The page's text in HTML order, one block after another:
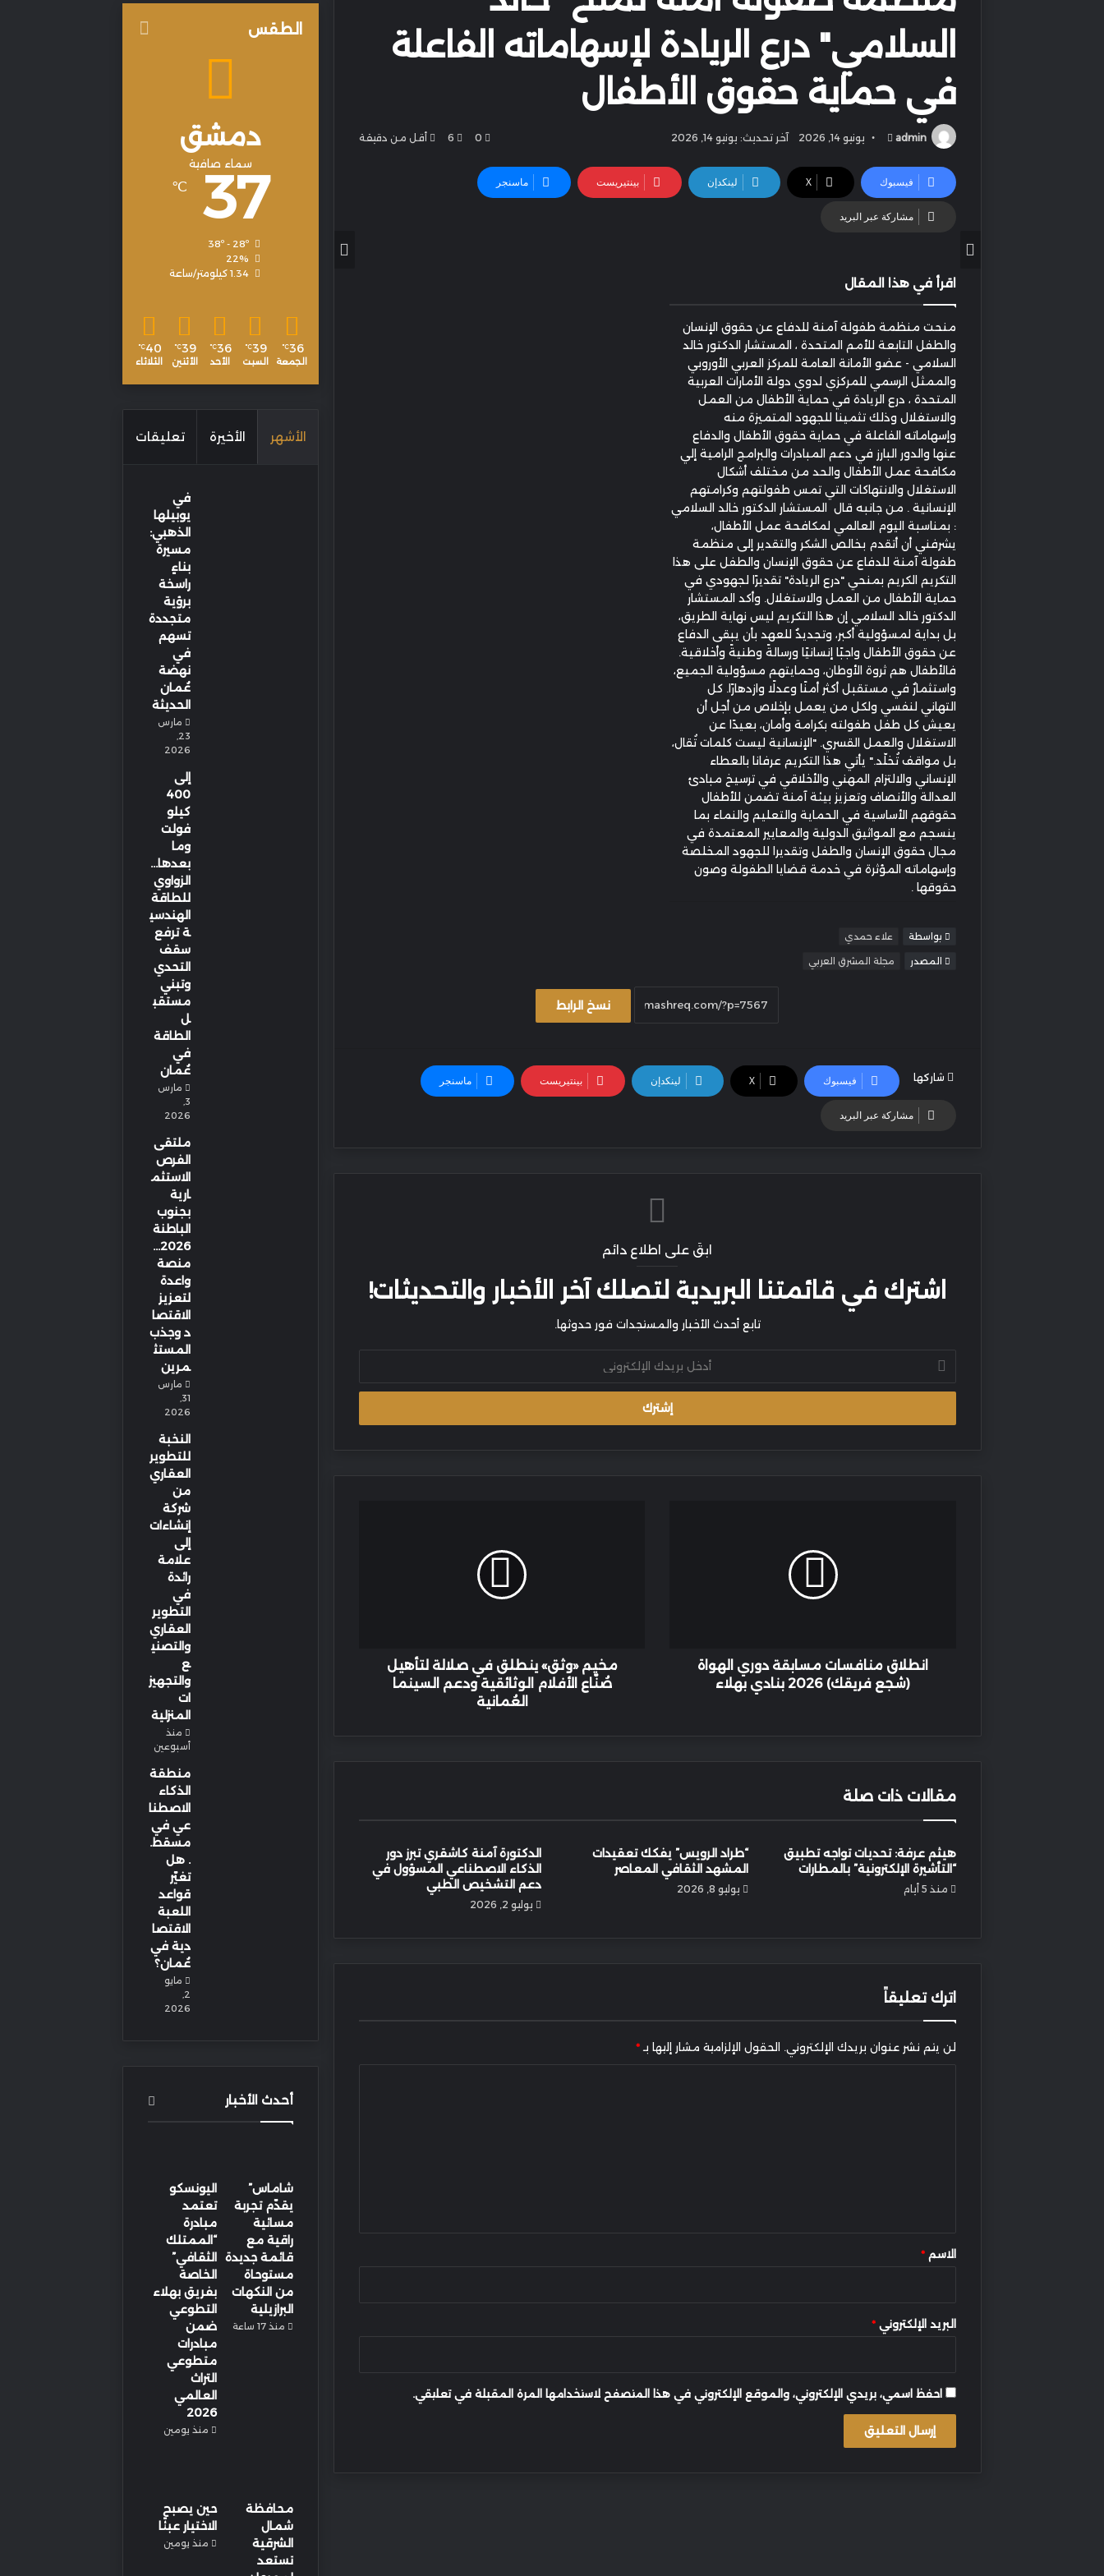
السلامي" درع الريادة لإسهاماته الفاعلة
في حماية حقوق الأطفال
admin
أرسل
إلكترونيا
يونيو 14, 2026 آخر تحديث: يونيو 14, 2026 0
6 أقل من دقيقة
فيسبوك ‫X لينكدإن بينتيريست ماسنجر
مشاركة عبر البريد
اقرأ في هذا المقال
منحت منظمة طفولة آمنة للدفاع عن حقوق الإنسان
والطفل التابعة للأمم المتحدة ، المستشار الدكتور خالد
السلامي - عضو الأمانة العامة للمركز العربي الأوروبي
والممثل الرسمي للمركزي لدوي دولة الأمارات العربية
المتحدة ، درع الريادة في حماية الأطفال من العمل
والاستغلال وذلك تثمينا للجهود المتميزة منه
وإسهاماته الفاعلة في حماية حقوق الأطفال والدفاع
عنها والدور البارز في دعم المبادرات والبرامج الرامية إلي
مكافحة عمل الأطفال والحد من مختلف أشكال
الاستغلال والانتهاكات التي تمس طفولتهم وكرامتهم
الإنسانية . من جانبه قال المستشار الدكتور خالد السلامي
: بمناسبة اليوم العالمي لمكافحة عمل الأطفال،
يشرفني أن أتقدم بخالص الشكر والتقدير إلى منظمة
طفولة آمنة للدفاع عن حقوق الإنسان والطفل على هذا
التكريم الكريم بمنحي "درع الريادة" تقديرًا لجهودي في
حماية الأطفال من العمل والاستغلال. وأكد المستشار
الدكتور خالد السلامي إن هذا التكريم ليس نهاية الطريق،
بل بداية لمسؤولية أكبر، وتجديدٌ للعهد بأن يبقى الدفاع
عن حقوق الأطفال واجبًا إنسانيًا ورسالةً وطنيةً وأخلاقية.
فالأطفال هم ثروة الأوطان، وحمايتهم مسؤولية الجميع،
واستثمارٌ في مستقبل أكثر أمنًا وعدلًا وازدهارًا. كل
التهاني لنفسي ولكل من يعمل بإخلاص من أجل أن
يعيش كل طفل طفولته بكرامة وأمان، بعيدًا عن
الاستغلال والعمل القسري. "الإنسانية ليست كلمات تُقال،
بل مواقف تُخلّد." يأتي هذا التكريم عرفانا بالعطاء
الإنساني والالتزام المهني والأخلاقي في ترسيخ مبادئ
العدالة والأنصاف وتعزيز بيئة آمنة تضمن للأطفال
حقوقهم الأساسية في الحماية والتعليم والنماء بما
ينسجم مع المواثيق الدولية والمعايير المعتمدة في
مجال حقوق الإنسان والطفل وتقديرا للجهود المخلصة
وإسهاماته المؤثرة في خدمة قضايا الطفولة وصون
حقوقها .
بواسطة علاء حمدي
المصدر مجلة المشرق العربي
نسخ الرابط
شاركها فيسبوك ‫X لينكدإن بينتيريست ماسنجر
مشاركة عبر البريد
ابقَ على اطلاع دائم
اشترك في قائمتنا البريدية لتصلك آخر الأخبار والتحديثات!
تابع أحدث الأخبار والمستجدات فور حدوثها.
أدخل
بريدك
الإلكتروني
انطلاق منافسات مسابقة دوري الهواة
(شجع فريقك) 2026 بنادي بهلاء
ودعم
السينما
مخيم «وثق» ينطلق في صلالة لتأهيل
صُنّاع الأفلام الوثائقية ودعم السينما
العُمانية
مقالات ذات صلة
هيثم عرفة: تحديات تواجه تطبيق
“التأشيرة الإلكترونية” بالمطارات
منذ 5 أيام
“طراد الرويس” يفكك تعقيدات
المشهد الثقافي المعاصر
يوليو 8, 2026
الدكتورة آمنة كاشقري تبرز دور
الذكاء الاصطناعي المسؤول في
دعم التشخيص الطبي
يوليو 2, 2026
اترك تعليقاً
لن يتم نشر عنوان بريدك الإلكتروني. الحقول الإلزامية مشار إليها بـ*
*الاسم*
البريد الإلكتروني*
احفظ اسمي، بريدي الإلكتروني، والموقع الإلكتروني في هذا المتصفح لاستخدامها المرة المقبلة في تعليقي.
الطقس
دمشق
سماء صافية
37
℃
22%
1.34 كيلومتر/ساعة
36
℃
الجمعة
39
℃
السبت
36
℃
الأحد
39
℃
الأثنين
40
℃
الثلاثاء
الأشهر الأخيرة تعليقات
في
يوبيلها
الذهبي:
مسيرة
بناءٍ
راسخة
برؤية
متجددة
تسهم
في
نهضة
عُمان
الحديثة
مارس
23,
2026
إلى
400
كيلو
فولت
وما
بعدها…
الزواوي
للطاقة
الهندسي
ة ترفع
سقف
التحدي
وتبني
مستقب
ل
الطاقة
في
عُمان
مارس
3,
2026
ملتقى
الفرص
الاستثم
ارية
بجنوب
الباطنة
2026…
منصة
واعدة
لتعزيز
الاقتصا
د وجذب
المستث
مرين
مارس
31,
2026
النخبة
للتطوير
العقاري
من
شركة
إنشاءات
إلى
علامة
رائدة
في
التطوير
العقاري
والتصني
ع
والتجهيز
ات
المنزلية
منذ
أسبوعين
منطقة
الذكاء
الاصطنا
عي في
مسقط.
. هل
تغيّر
قواعد
اللعبة
الاقتصا
دية في
عُمان؟
مايو
2,
2026
أحدث الأخبار
شاماس”
يقدّم تجربة
مسائية
راقية مع
قائمة جديدة
مستوحاة
من النكهات
البرازيلية
منذ 17 ساعة
اليونسكو
تعتمد
مبادرة
“الممتلك
الثقافي”
الخاصة
بفريق بهلاء
التطوعي
ضمن
مبادرات
متطوعي
التراث
العالمي
2026
منذ يومين
محافظة
شمال
الشرقية
تستعد
حين يصبح
الاختيار عبئًا
منذ يومين